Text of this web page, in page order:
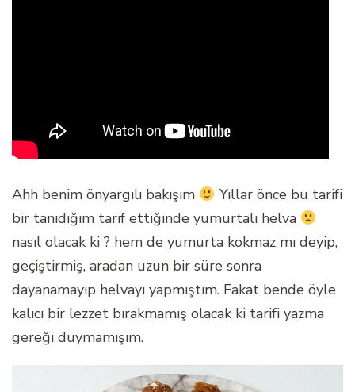
Ahh benim önyargılı bakışım
Yıllar önce bu tarifi
bir tanıdığım tarif ettiğinde yumurtalı helva
nasıl olacak ki ? hem de yumurta kokmaz mı deyip,
geçiştirmiş, aradan uzun bir süre sonra
dayanamayıp helvayı yapmıştım. Fakat bende öyle
kalıcı bir lezzet bırakmamış olacak ki tarifi yazma
gereği duymamışım.